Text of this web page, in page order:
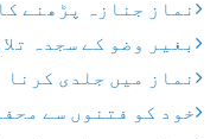
نماز جنازہ پڑھنے
بغیر وضو کے سجدہ
نماز میں جلدی کرنا
خود کو فتنوں سے